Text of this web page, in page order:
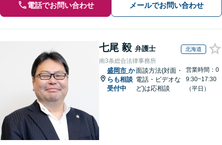
電話でお問い合わせ メールでお問い合わせ
七尾 毅 弁護士 北海道
南3条総合法律事務所
盛岡市 か
らも相談
受付中
面談方法(対面・
電話・ビデオな
ど)は応相談
営業時間：0
9:30~17:30
（平日）